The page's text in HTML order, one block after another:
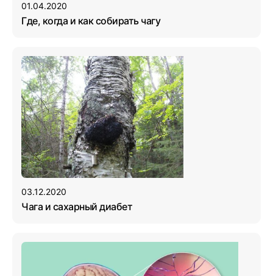
01.04.2020
Где, когда и как собирать чагу
03.12.2020
Чага и сахарный диабет